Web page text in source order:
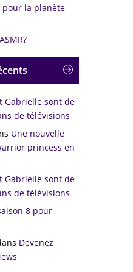
pour la planète
Gabrielle sont de
de télévisions
Une nouvelle
princess en
Gabrielle sont de
de télévisions
8 pour
Devenez